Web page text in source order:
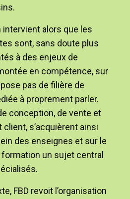
alors que les
sont, sans doute plus
à des enjeux de
en compétence, sur
pas de filière de
à proprement parler.
conception, de vente et
client, s’acquièrent ainsi
des enseignes et sur le
un sujet central
FBD revoit l’organisation